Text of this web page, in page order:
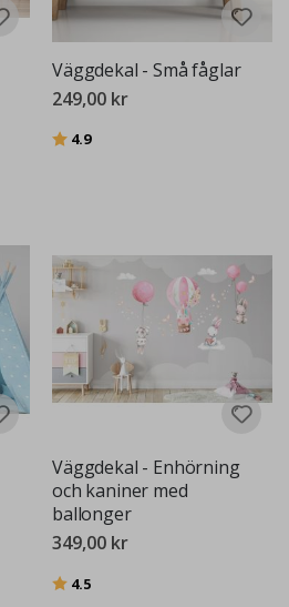
Väggdekal - Små fåglar
249,00 kr
Betyg:
4.9utav 5 stjärnor
Väggdekal - Enhörning
och kaniner med
ballonger
349,00 kr
Betyg:
4.5